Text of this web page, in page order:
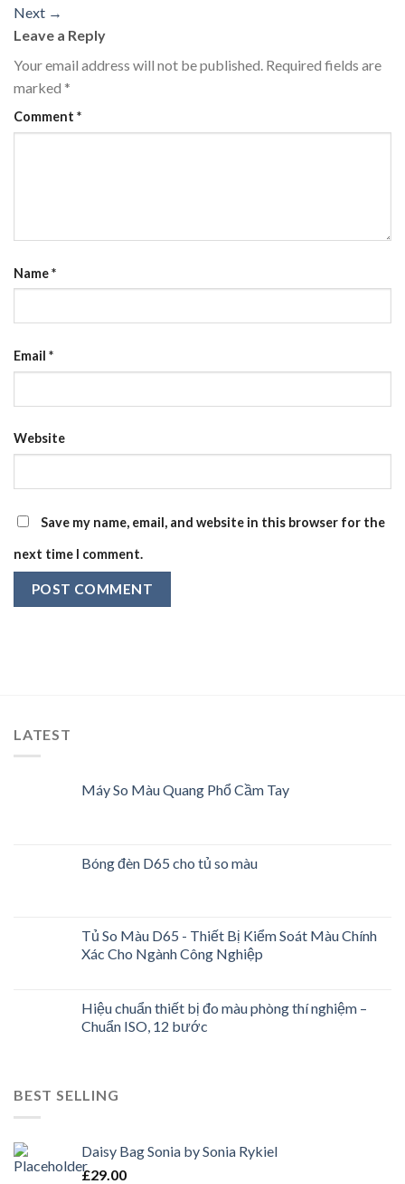
Next →
Leave a Reply
Your email address will not be published. Required fields are
marked *
Comment *
Name*
Email *
Website
Save my name, email, and website in this browser for the
next time I comment.
LATEST
Máy So Màu Quang Phổ Cầm Tay
Bóng đèn D65 cho tủ so màu
Tủ So Màu D65 - Thiết Bị Kiểm Soát Màu Chính
Xác Cho Ngành Công Nghiệp
Hiệu chuẩn thiết bị đo màu phòng thí nghiệm –
Chuẩn ISO, 12 bước
BEST SELLING
Daisy Bag Sonia by Sonia Rykiel
£29.00